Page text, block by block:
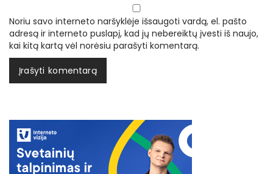
Noriu savo interneto naršyklėje išsaugoti vardą, el. pašto
adresą ir interneto puslapį, kad jų nebereiktų įvesti iš naujo,
kai kitą kartą vėl norėsiu parašyti komentarą.